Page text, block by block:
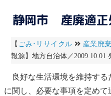
静岡市 産廃適正
【 ごみ･リサイクル 産業廃
報源】地方自治体／2009.10.01
良好な生活環境を維持する
に関し、必要な事項を定めて